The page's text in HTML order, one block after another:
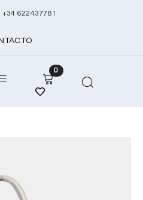
+34 622437781
0